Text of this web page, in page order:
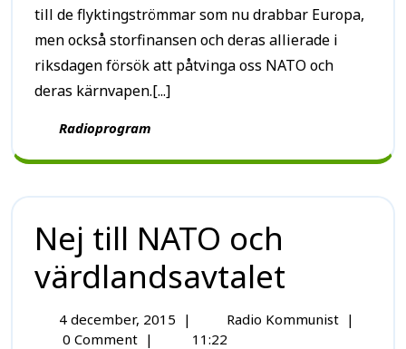
till de flyktingströmmar som nu drabbar Europa,
men också storfinansen och deras allierade i
riksdagen försök att påtvinga oss NATO och
deras kärnvapen.[...]
Radioprogram
Nej till NATO och
värdlandsavtalet
4 december, 2015 | Radio Kommunist |
0 Comment | 11:22